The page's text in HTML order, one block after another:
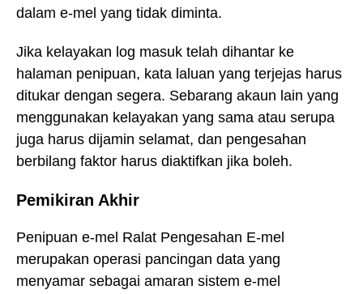
dalam e-mel yang tidak diminta.
Jika kelayakan log masuk telah dihantar ke
halaman penipuan, kata laluan yang terjejas harus
ditukar dengan segera. Sebarang akaun lain yang
menggunakan kelayakan yang sama atau serupa
juga harus dijamin selamat, dan pengesahan
berbilang faktor harus diaktifkan jika boleh.
Pemikiran Akhir
Penipuan e-mel Ralat Pengesahan E-mel
merupakan operasi pancingan data yang
menyamar sebagai amaran sistem e-mel